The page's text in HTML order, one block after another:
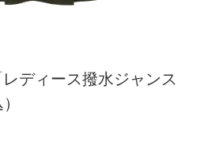
レディース撥水ジャンス